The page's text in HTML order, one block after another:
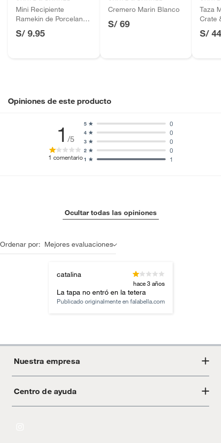
Baterías de auto.
Motocicletas y bicicletas motorizadas.
Licores y cigarros electrónicos.
Mini Recipiente
Ramekin de Porcelana
Blanca
S/ 9.95
Cremero Marin Blanco
S/ 69
Taza
Crate
S/
Opiniones de este producto
1 /5
1 comentario1 1
2 0
3 0
4 0
5 0
Ocultar todas las opiniones
Ordenar por: Mejores evaluaciones
catalina
hace 3 años
La tapa no entró en la tetera
Publicado originalmente en falabella.com
Nuestra empresa
Acerca de Crate
Centro de ayuda